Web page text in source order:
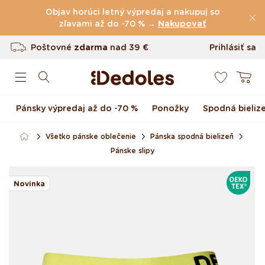
Preskočiť na obsah
Objav horúci letný výpredaj a nakupuj so
zľavami až do -70 % → Nakupovať
(60.231 Recenzie)
Poštovné zdarma nad 39 €
Vrátenie tovaru až do 100 dní
Prihlásiť sa
Košík
Pánsky výpredaj až do -70 % Ponožky Spodná
Všetko pánske oblečenie
Pánska spodná bielizeň
Pánske slipy
Novinka
o produkte